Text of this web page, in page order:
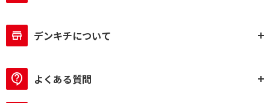
カテゴリー5e
デンキチについて
よくある質問